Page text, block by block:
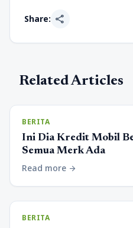
Share: share
Related Articles
BERITA
Ini Dia Kredit Mobil
Semua Merk Ada
Read more arrow_forward
BERITA